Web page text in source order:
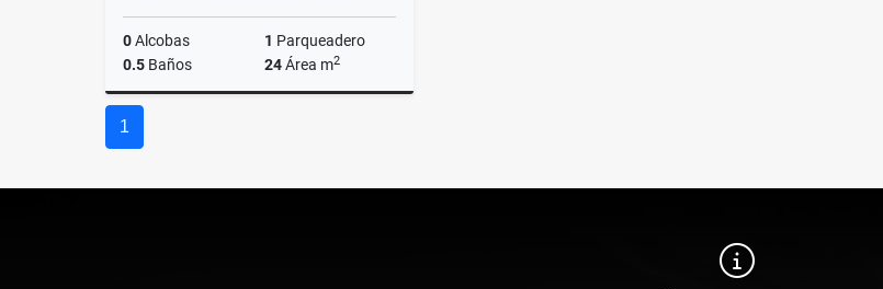
0Alcobas 1 Parqueadero
0.5 Baños 24Área m2
1